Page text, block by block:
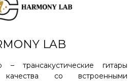
LAB
трансакустические гитары
качества со встроенными